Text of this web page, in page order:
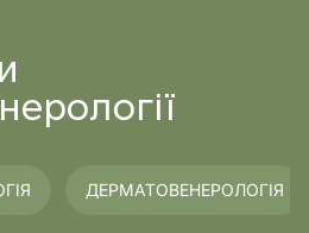
ДЕРМАТОВЕНЕРОЛОГІЯ